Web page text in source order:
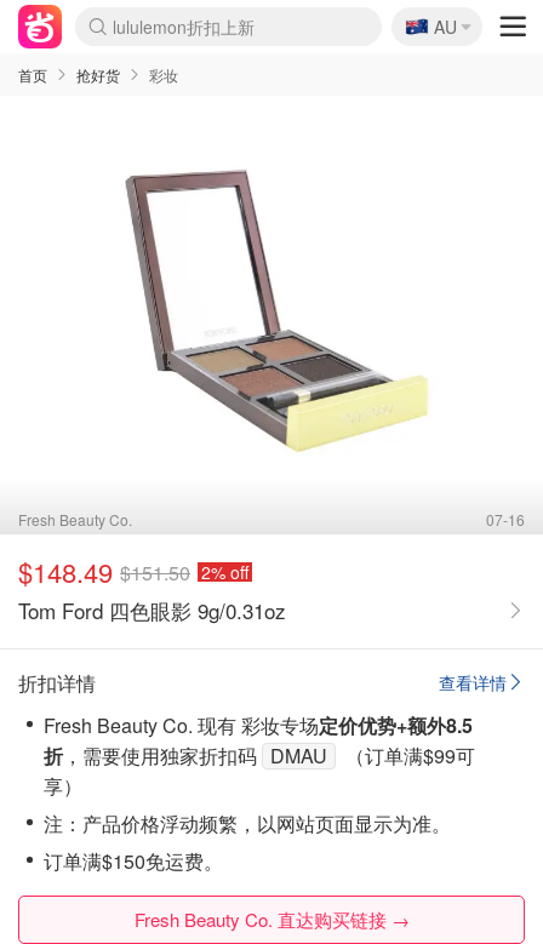
lululemon折扣上新
Sasa美妆护肤3.5折
SSENSE年中3折
FreshBeauty好价汇总
Cettire降价+叠9折
Farfetch折上8折
WWS Coles超市实拍
viagogo二手票捡漏
Myer清仓1折起
The Outnet奢牌1折起
David Jones 3折起
Flannels大牌1折
Perfumes Club护肤1折
AMIRO返校季6.2折
Oweek抽奖送Airpods
Amazon折扣汇总
eToro入金$200送$50
Amazon数码好物
ICONIC本周7.5折
ThedoubleF高奢地板价
Moose Knuckles 6折
丝芙兰5折起
EUFY官网3.7折起
Selenichast首饰2折
Trip机票酒店促销
YSL送5件彩妆礼
Amazon家居好物
BIGBANG巡演开票
David Jones时尚3折
Amazon美妆护肤
雅漾大喷$8
过敏原检测盒$33
伊索独家赠50ml沐浴露
科颜氏清仓3折
SEALIFE海洋馆门票6折
丝塔芙大白罐$16
订阅Newsletter送香薰
Cult Beauty 6.8折
Harrods圣诞日历2.3折
LN-CC奢牌私促3折
d'Alba空姐喷雾$16
EVE LOM套装逆天2折
Bernardelli独家4折
Adore Beauty 6折起
CT圣诞日历
Mytheresa奢品2.7折
Luxury Escapes 9折
Currentbody美容仪9折
MOON Garden Live
ALLSAINTS美衣3折
Roborock扫地机3.7折
Tingo Life水杯$24
Valentino官网5折
CR洗发护发6.3折
🇦🇺
AU
首页 抢好货 彩妆
Fresh Beauty Co. 07-16
$148.49 $151.50 2% off
Tom Ford 四色眼影 9g/0.31oz
查看详情
折扣详情
Fresh Beauty Co. 现有 彩妆专场定价优势+额外8.5
折 ，需要使用独家折扣码 DMAU
（订单满$99可
享）
注：产品价格浮动频繁，以网站页面显示为准。
订单满$150免运费。
Fresh Beauty Co. 直达购买链接 →